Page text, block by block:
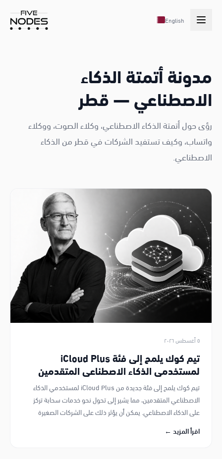
English
مدونة أتمتة الذكاء
الاصطناعي — قطر
رؤى حول أتمتة الذكاء الاصطناعي، وكلاء الصوت، ووكلاء
واتساب، وكيف تستفيد الشركات في قطر من الذكاء
الاصطناعي.
٥ أغسطس ٢٠٢٦
تيم كوك يلمح إلى فئة iCloud Plus
لمستخدمي الذكاء الاصطناعي المتقدمين
تيم كوك يلمح إلى فئة جديدة من iCloud Plus لمستخدمي الذكاء
الاصطناعي المتقدمين، مما يشير إلى تحول نحو خدمات سحابة تركز
على الذكاء الاصطناعي. يمكن أن يؤثر ذلك على الشركات الصغيرة
الأعمال في قطر.
اقرأ المزيد ←